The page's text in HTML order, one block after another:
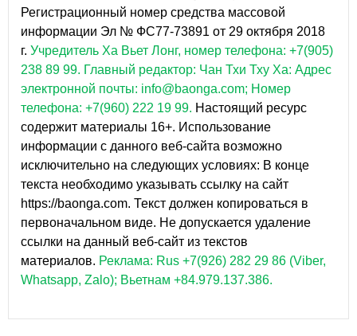
Регистрационный номер средства массовой
информации Эл № ФС77-73891 от 29 октября 2018
г. Учредитель Ха Вьет Лонг, номер телефона: +7(905)
238 89 99. Главный редактор: Чан Тхи Тху Ха: Адрес
электронной почты: info@baonga.com; Номер
телефона: +7(960) 222 19 99. Настоящий ресурс
содержит материалы 16+. Использование
информации с данного веб-сайта возможно
исключительно на следующих условиях: В конце
текста необходимо указывать ссылку на сайт
https://baonga.com. Текст должен копироваться в
первоначальном виде. Не допускается удаление
ссылки на данный веб-сайт из текстов
материалов. Реклама: Rus +7(926) 282 29 86 (Viber,
Whatsapp, Zalo); Вьетнам +84.979.137.386.